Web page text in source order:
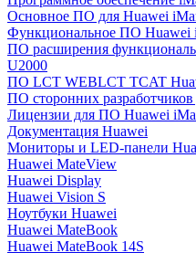
Основное ПО для Huawei
Функциональное ПО Huawei
ПО расширения
U2000
ПО LCT WEBLCT TCAT
ПО сторонних
Лицензии для ПО Huawei
Документация Huawei
Мониторы и LED-панели
Huawei MateView
Huawei Display
Huawei Vision S
Ноутбуки Huawei
Huawei MateBook
Huawei MateBook 14S